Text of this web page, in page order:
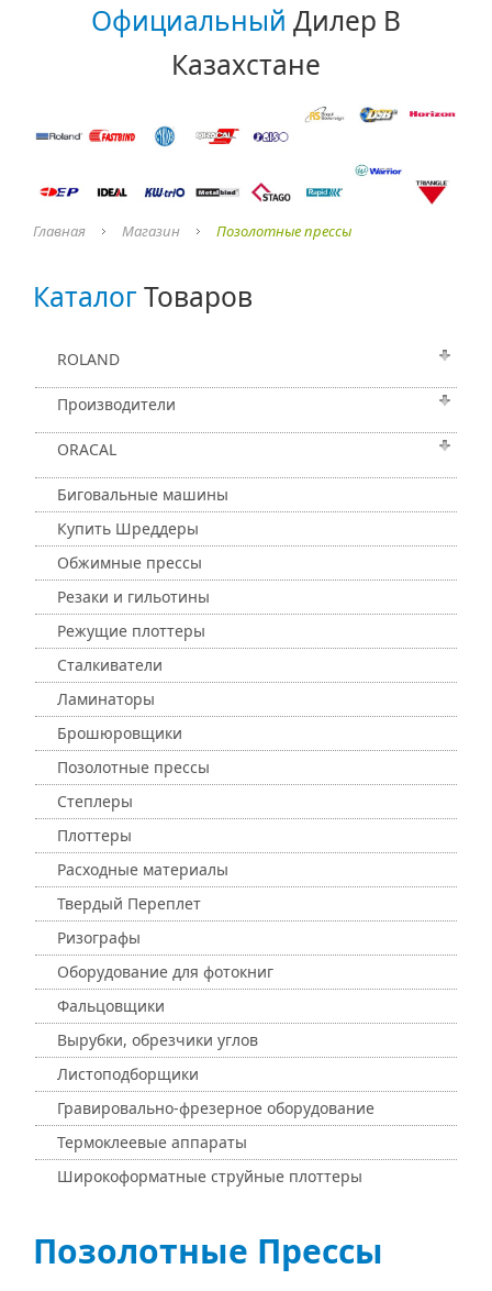
Официальный Дилер В
Казахстане
Главная Магазин Позолотные прессы
КаталогТоваров
ROLAND
Производители
ORACAL
Биговальные машины
Купить Шреддеры
Обжимные прессы
Резаки и гильотины
Режущие плоттеры
Сталкиватели
Ламинаторы
Брошюровщики
Позолотные прессы
Степлеры
Плоттеры
Расходные материалы
Твердый Переплет
Ризографы
Оборудование для фотокниг
Фальцовщики
Вырубки, обрезчики углов
Листоподборщики
Гравировально-фрезерное оборудование
Термоклеевые аппараты
Широкоформатные струйные плоттеры
Позолотные Прессы